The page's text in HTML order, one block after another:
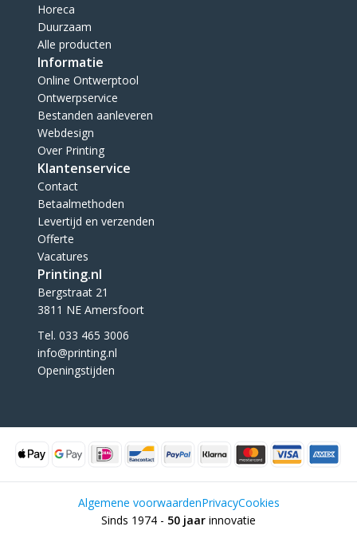
Horeca
Duurzaam
Alle producten
Informatie
Online Ontwerptool
Ontwerpservice
Bestanden aanleveren
Webdesign
Over Printing
Klantenservice
Contact
Betaalmethoden
Levertijd en verzenden
Offerte
Vacatures
Printing.nl
Bergstraat 21
3811 NE Amersfoort
Tel. 033 465 3006
info@printing.nl
Openingstijden
Algemene voorwaardenPrivacyCookies
Sinds 1974 - 50 jaar innovatie